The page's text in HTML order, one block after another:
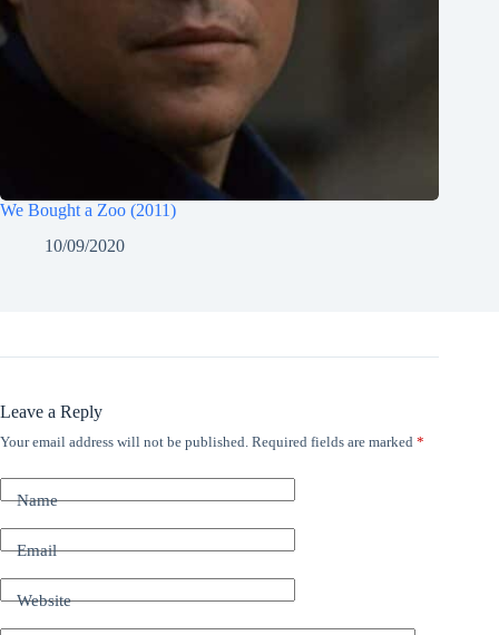
We Bought a Zoo (2011)
10/09/2020
Leave a Reply
Your email address will not be published. Required fields are marked *
Name
Email
Website